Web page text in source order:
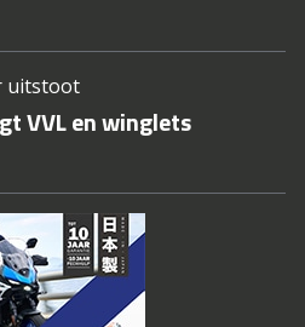
uitstoot
VVL en winglets